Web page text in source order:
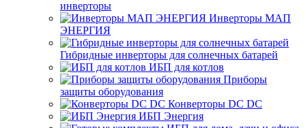
инверторы
Инверторы МАП
ЭНЕРГИЯ
Гибридные инверторы для солнечных батарей
ИБП для котлов
Приборы
защиты оборудования
Конверторы DC DC
ИБП Энергия